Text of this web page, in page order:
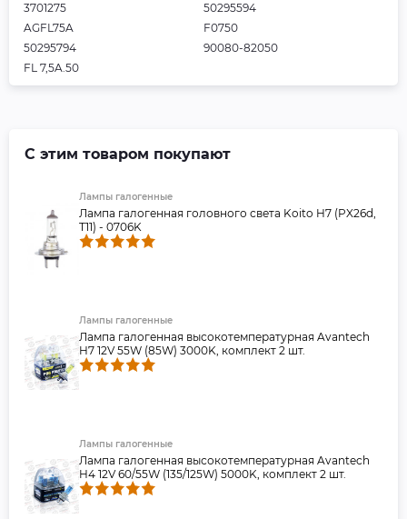
3701275
50295594
AGFL75A
F0750
50295794
90080-82050
FL 7,5A.50
С этим товаром покупают
Лампы галогенные
Лампа галогенная головного света Koito H7 (PX26d,
T11) - 0706K
Лампы галогенные
Лампа галогенная высокотемпературная Avantech
H7 12V 55W (85W) 3000K, комплект 2 шт.
Лампы галогенные
Лампа галогенная высокотемпературная Avantech
H4 12V 60/55W (135/125W) 5000K, комплект 2 шт.